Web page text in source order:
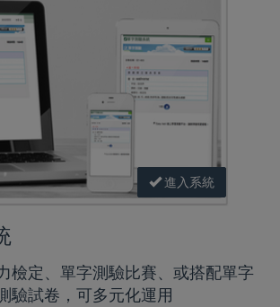
進入系統
檢定、單字測驗比賽、或搭配單字
驗試卷，可多元化運用